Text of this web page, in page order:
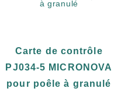
Carte de contrôle
PJ034-5 MICRONOVA
pour poêle à granulé